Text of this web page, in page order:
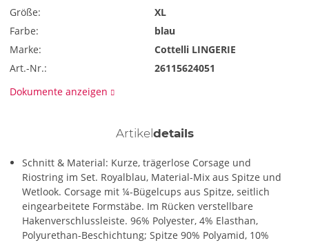
Größe:
XL
Farbe:
blau
Marke:
Cottelli LINGERIE
Art.-Nr.:
26115624051
Dokumente anzeigen
Artikeldetails
Schnitt & Material: Kurze, trägerlose Corsage und
Riostring im Set. Royalblau, Material-Mix aus Spitze und
Wetlook. Corsage mit ¼-Bügelcups aus Spitze, seitlich
eingearbeitete Formstäbe. Im Rücken verstellbare
Hakenverschlussleiste. 96% Polyester, 4% Elasthan,
Polyurethan-Beschichtung; Spitze 90% Polyamid, 10%